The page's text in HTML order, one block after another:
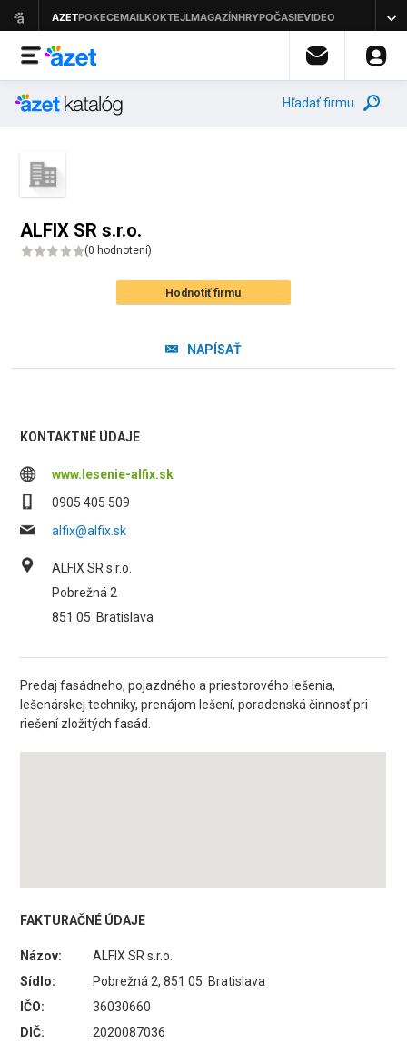
Hľadať firmu
ALFIX SR s.r.o.
(0 hodnotení)
Hodnotiť firmu
NAPÍSAŤ
KONTAKTNÉ ÚDAJE
www.lesenie-alfix.sk
0905 405 509
alfix@alfix.sk
ALFIX SR s.r.o.
Pobrežná 2
851 05 Bratislava
Predaj fasádneho, pojazdného a priestorového lešenia,
lešenárskej techniky, prenájom lešení, poradenská činnosť pri
riešení zložitých fasád.
FAKTURAČNÉ ÚDAJE
Názov:
ALFIX SR s.r.o.
Sídlo:
Pobrežná 2, 851 05 Bratislava
IČO:
36030660
DIČ:
2020087036